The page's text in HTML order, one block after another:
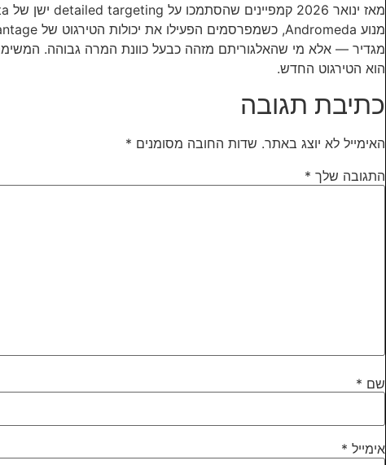
הוא הטירגוט החדש.
כתיבת תגובה
האימייל לא יוצג באתר. שדות החובה מסומנים *
התגובה שלך *
שם *
אימייל *